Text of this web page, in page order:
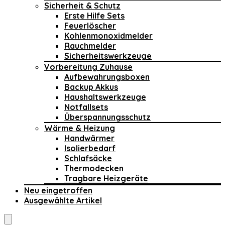
Sicherheit & Schutz
Erste Hilfe Sets
Feuerlöscher
Kohlenmonoxidmelder
Rauchmelder
Sicherheitswerkzeuge
Vorbereitung Zuhause
Aufbewahrungsboxen
Backup Akkus
Haushaltswerkzeuge
Notfallsets
Überspannungsschutz
Wärme & Heizung
Handwärmer
Isolierbedarf
Schlafsäcke
Thermodecken
Tragbare Heizgeräte
Neu eingetroffen
Ausgewählte Artikel